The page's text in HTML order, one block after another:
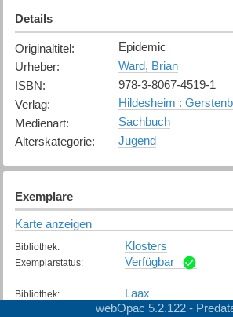
Details
Originaltitel:
Epidemic
Urheber:
Ward, Brian
ISBN:
978-3-8067-4519-1
Verlag:
Hildesheim :
Medienart:
Sachbuch
Alterskategorie: Jugend
Exemplare
Karte anzeigen
Bibliothek: Klosters
Exemplarstatus: Verfügbar
Bibliothek: Laax
Verfügbar
webOpac 5.2.122 -